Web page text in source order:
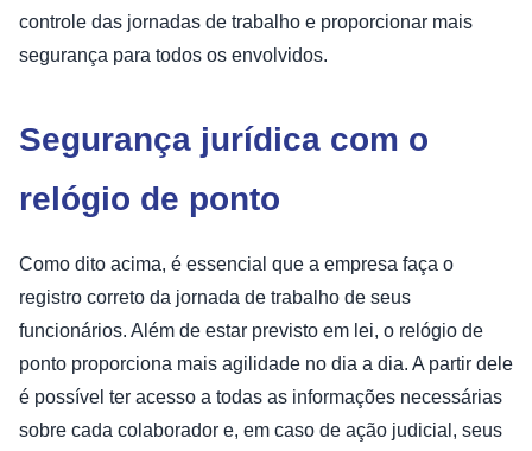
controle das jornadas de trabalho e proporcionar mais
segurança para todos os envolvidos.
Segurança jurídica com o
relógio de ponto
Como dito acima, é essencial que a empresa faça o
registro correto da jornada de trabalho de seus
funcionários. Além de estar previsto em lei, o relógio de
ponto proporciona mais agilidade no dia a dia. A partir dele
é possível ter acesso a todas as informações necessárias
sobre cada colaborador e, em caso de ação judicial, seus